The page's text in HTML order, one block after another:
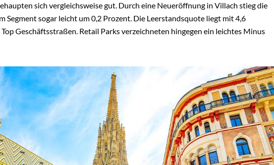
sich vergleichsweise gut. Durch eine Neueröffnung in Villach stieg die
Segment sogar leicht um 0,2 Prozent. Die Leerstandsquote liegt mit 4,6
Geschäftsstraßen. Retail Parks verzeichneten hingegen ein leichtes Minus